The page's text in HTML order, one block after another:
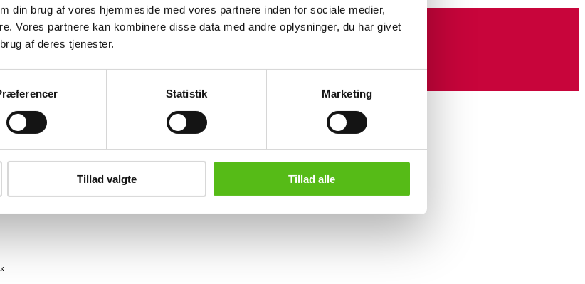
din brug af vores hjemmeside med vores partnere inden for sociale medier,
Vores partnere kan kombinere disse data med andre oplysninger, du har givet
af deres tjenester.
Statistik Marketing
Tillad valgte Tillad alle
nyheder samt tilbud direkte i din email.